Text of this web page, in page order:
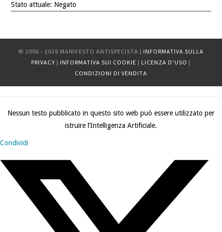
Stato attuale: Negato
© 2006 - 2026 MANIFESTO ANTISPECISTA | INFORMATIVA SULLA
PRIVACY | INFORMATIVA SUI COOKIE | LICENZA D'USO |
CONDIZIONI DI VENDITA
Nessun testo pubblicato in questo sito web può essere utilizzato per
istruire l’Intelligenza Artificiale.
Condividi